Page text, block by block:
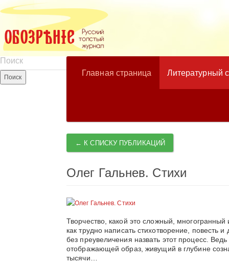
Главная страница Литературный
← К СПИСКУ ПУБЛИКАЦИЙ
Олег Гальнев. Стихи
Творчество, какой это сложный,
как трудно написать стихотворение, повесть
без преувеличения назвать этот процесс.
отображающей образ, живущий в глубине
тысячи…